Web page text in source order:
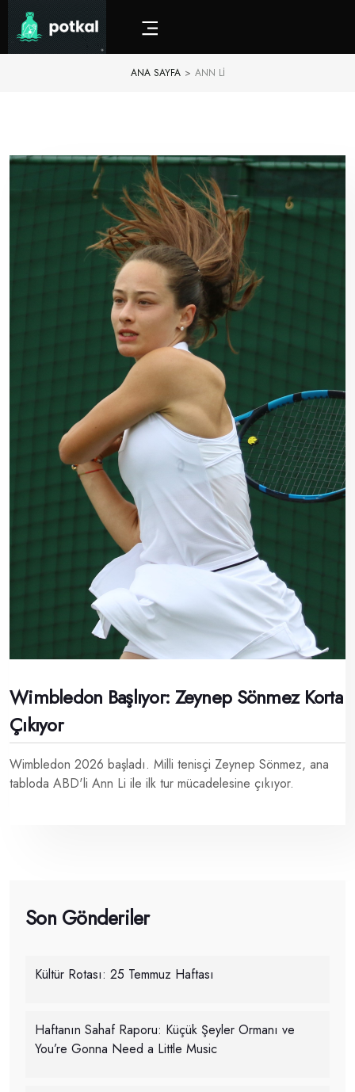
ANA SAYFA > ANN LI
Wimbledon Başlıyor: Zeynep Sönmez Korta
Çıkıyor
Wimbledon 2026 başladı. Milli tenisçi Zeynep Sönmez, ana
tabloda ABD'li Ann Li ile ilk tur mücadelesine çıkıyor.
Son Gönderiler
Kültür Rotası: 25 Temmuz Haftası
Haftanın Sahaf Raporu: Küçük Şeyler Ormanı ve
You’re Gonna Need a Little Music